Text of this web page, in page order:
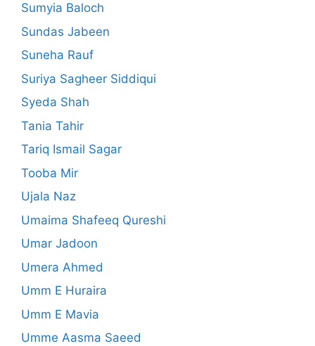
Sumyia Baloch
Sundas Jabeen
Suneha Rauf
Suriya Sagheer Siddiqui
Syeda Shah
Tania Tahir
Tariq Ismail Sagar
Tooba Mir
Ujala Naz
Umaima Shafeeq Qureshi
Umar Jadoon
Umera Ahmed
Umm E Huraira
Umm E Mavia
Umme Aasma Saeed